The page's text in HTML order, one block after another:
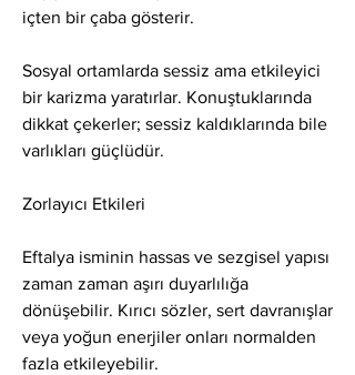
içten bir çaba gösterir.
Sosyal ortamlarda sessiz ama etkileyici
bir karizma yaratırlar. Konuştuklarında
dikkat çekerler; sessiz kaldıklarında bile
varlıkları güçlüdür.
Zorlayıcı Etkileri
Eftalya isminin hassas ve sezgisel yapısı
zaman zaman aşırı duyarlılığa
dönüşebilir. Kırıcı sözler, sert davranışlar
veya yoğun enerjiler onları normalden
fazla etkileyebilir.